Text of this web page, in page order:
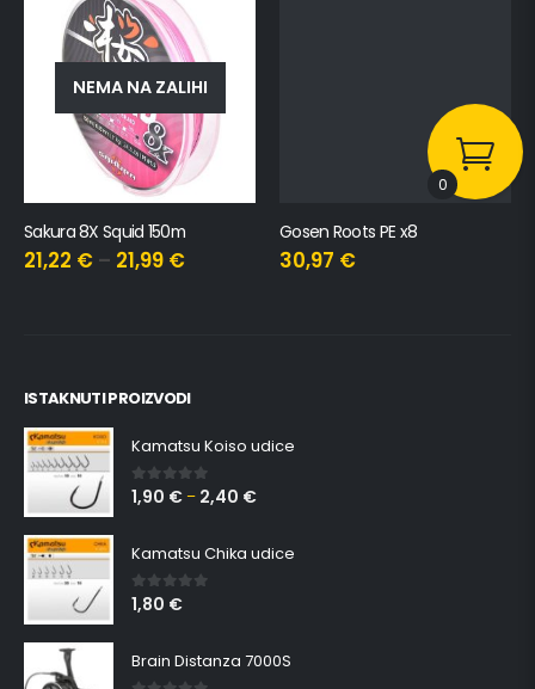
NEMA NA ZALIHI
Sakura 8X Squid 150m
21,22 € – 21,99 €
Gosen Roots PE x8
30,97 €
ISTAKNUTI PROIZVODI
Kamatsu Koiso udice
0 out of 5
1,90 € – 2,40 €
Kamatsu Chika udice
0 out of 5
1,80 €
Brain Distanza 7000S
0